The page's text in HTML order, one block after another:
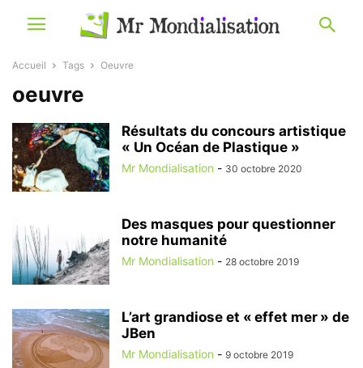
Accueil Tags Oeuvre
oeuvre
Résultats du concours artistique
« Un Océan de Plastique »
Mr Mondialisation - 30 octobre 2020
Des masques pour questionner
notre humanité
Mr Mondialisation - 28 octobre 2019
L’art grandiose et « effet mer » de
JBen
Mr Mondialisation - 9 octobre 2019